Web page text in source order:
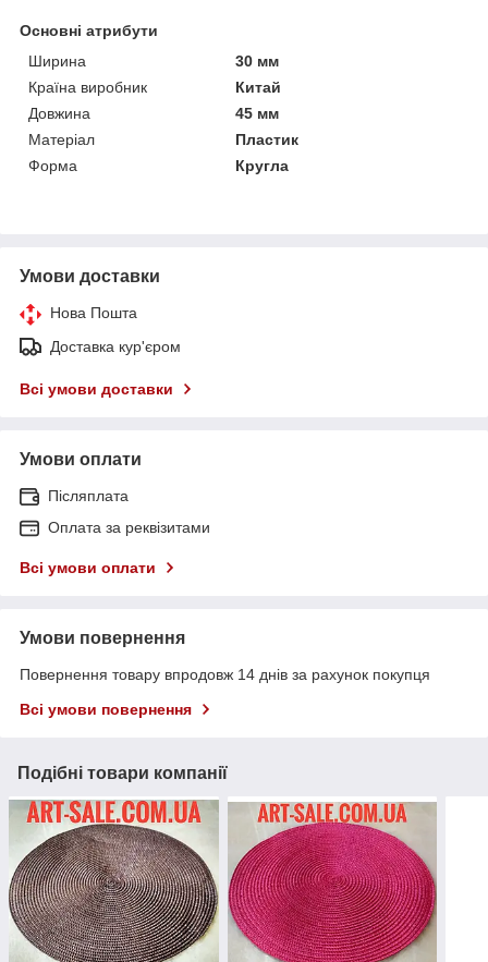
Основні атрибути
Ширина
30 мм
Країна виробник
Китай
Довжина
45 мм
Матеріал
Пластик
Форма
Кругла
Умови доставки
Нова Пошта
Доставка кур'єром
Всі умови доставки
Умови оплати
Післяплата
Оплата за реквізитами
Всі умови оплати
Умови повернення
Повернення товару впродовж 14 днів за рахунок покупця
Всі умови повернення
Подібні товари компанії